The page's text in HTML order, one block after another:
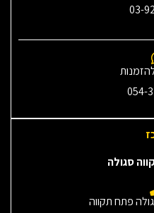
03-
054-
סגולה
פתח תקווה